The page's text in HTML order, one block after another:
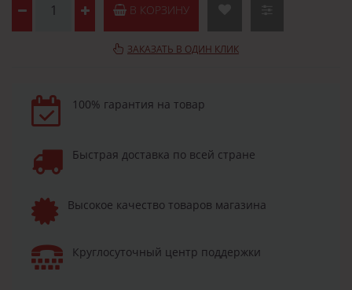
В КОРЗИНУ
ЗАКАЗАТЬ В ОДИН КЛИК
100% гарантия на товар
Быстрая доставка по всей стране
Высокое качество товаров магазина
Круглосуточный центр поддержки